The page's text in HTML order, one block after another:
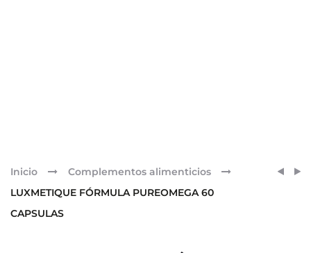
Inicio
Complementos alimenticios
LUXMETIQUE FÓRMULA PUREOMEGA 60
CAPSULAS